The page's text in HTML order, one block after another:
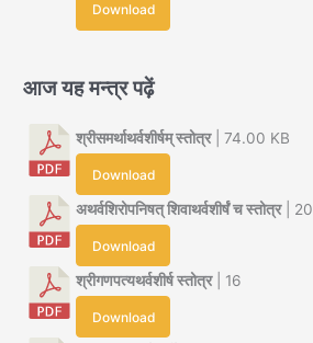
Download
आज यह मन्त्र पढ़ें
श्रीसमर्थाथर्वशीर्षम् स्तोत्र| 74.00 KB
Download
अथर्वशिरोपनिषत् शिवाथर्वशीर्षं च स्तोत्र| 20
Download
श्रीगणपत्यथर्वशीर्ष स्तोत्र| 16
Download